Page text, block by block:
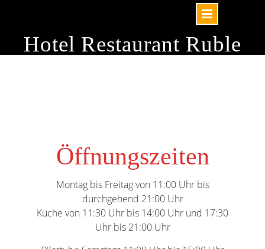
contentHotel Restaurant Ruble
Öffnungszeiten
Montag bis Freitag von 11:00 Uhr bis
durchgehend 21:00 Uhr
Küche von 11:30 Uhr bis 14:00 Uhr und 17:30
Uhr bis 21:00 Uhr